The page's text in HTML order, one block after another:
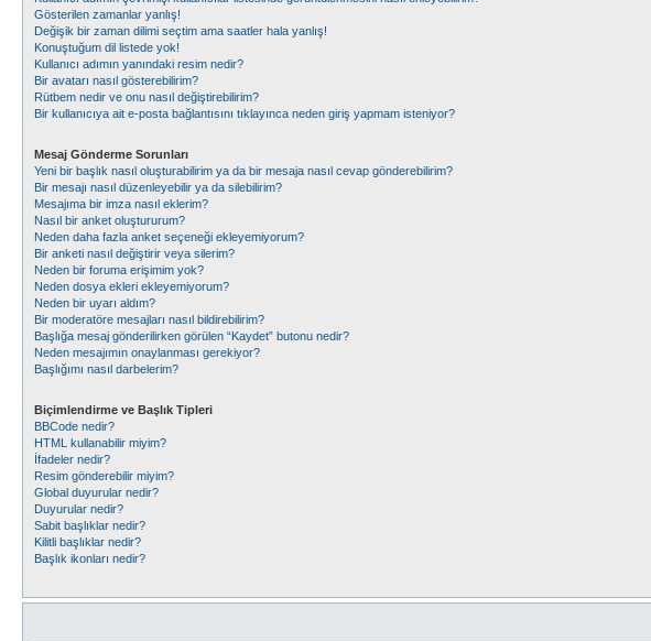
Gösterilen zamanlar yanlış!
Değişik bir zaman dilimi seçtim ama saatler hala yanlış!
Konuştuğum dil listede yok!
Kullanıcı adımın yanındaki resim nedir?
Bir avatarı nasıl gösterebilirim?
Rütbem nedir ve onu nasıl değiştirebilirim?
Bir kullanıcıya ait e-posta bağlantısını tıklayınca neden giriş yapmam isteniyor?
Mesaj Gönderme Sorunları
Yeni bir başlık nasıl oluşturabilirim ya da bir mesaja nasıl cevap gönderebilirim?
Bir mesajı nasıl düzenleyebilir ya da silebilirim?
Mesajıma bir imza nasıl eklerim?
Nasıl bir anket oluştururum?
Neden daha fazla anket seçeneği ekleyemiyorum?
Bir anketi nasıl değiştirir veya silerim?
Neden bir foruma erişimim yok?
Neden dosya ekleri ekleyemiyorum?
Neden bir uyarı aldım?
Bir moderatöre mesajları nasıl bildirebilirim?
Başlığa mesaj gönderilirken görülen “Kaydet” butonu nedir?
Neden mesajımın onaylanması gerekiyor?
Başlığımı nasıl darbelerim?
Biçimlendirme ve Başlık Tipleri
BBCode nedir?
HTML kullanabilir miyim?
İfadeler nedir?
Resim gönderebilir miyim?
Global duyurular nedir?
Duyurular nedir?
Sabit başlıklar nedir?
Kilitli başlıklar nedir?
Başlık ikonları nedir?